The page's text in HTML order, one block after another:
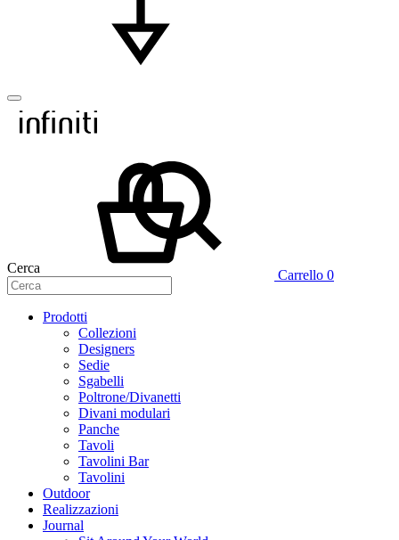
Carrello 0
Cerca
Prodotti
Collezioni
Designers
Sedie
Sgabelli
Poltrone/Divanetti
Divani modulari
Panche
Tavoli
Tavolini Bar
Tavolini
Outdoor
Realizzazioni
Journal